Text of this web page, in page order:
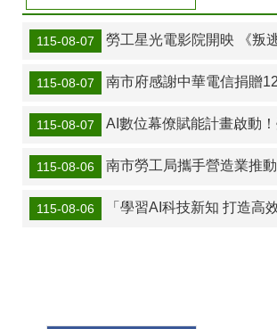
115-08-07 勞工星光電影院開映 《叛逃公主歷險記》
115-08-07 南市府感謝中華電信捐贈120台藍芽喇叭持續深耕
115-08-07 AI數位幕僚賦能計畫啟動！臺南市勞工局辦理「【勞動條件與稽查】跨越語系防線
115-08-06 南市勞工局攜手營造業推動科技防災 實地觀摩AI應用
115-08-06 「學習AI科技新知 打造高效職場」 職場ㄟ大小事講座8月15日邀請許崧庭博士講授「AI網路行銷應用與跨AI工具整合專案：FB粉專、IG貼文、YT頻道策略；AI生成